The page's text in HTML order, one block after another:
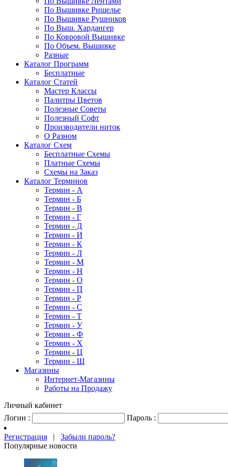
По Вышивке Ришелье
По Вышивке Рушников
По Выш. Хардангер
По Ковровой Вышивке
По Объем. Вышивке
Разные
Каталог Программ
Бесплатные
Каталог Статей
Мастер Классы
Палитры Цветов
Полезные Советы
Полезный Софт
Производители ниток
О Разном
Каталог Схем
Бесплатные Схемы
Платные Схемы
Схемы на Заказ
Каталог Терминов
Термин - А
Термин - Б
Термин - В
Термин - Г
Термин - Д
Термин - И
Термин - К
Термин - Л
Термин - М
Термин - Н
Термин - О
Термин - П
Термин - Р
Термин - С
Термин - Т
Термин - У
Термин - Ф
Термин - Х
Термин - Ц
Термин - Ш
Магазины
Интернет-Магазины
Работы на Продажу
Личный кабинет
Логин :
Пароль :
Регистрация | Забыли пароль?
Популярные новости